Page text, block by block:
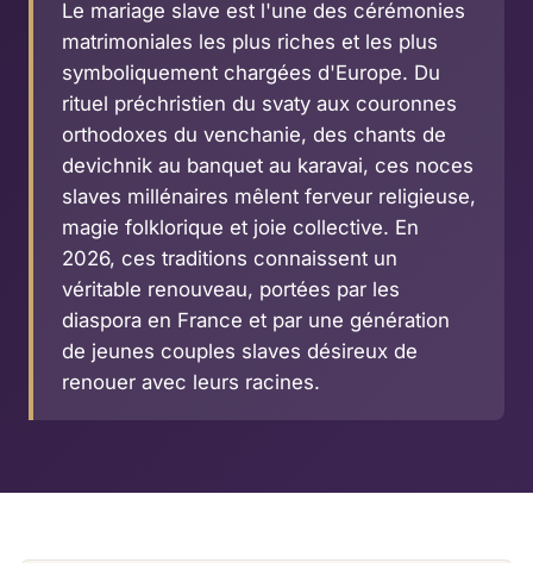
Le mariage slave est l'une des cérémonies
matrimoniales les plus riches et les plus
symboliquement chargées d'Europe. Du
rituel préchristien du svaty aux couronnes
orthodoxes du venchanie, des chants de
devichnik au banquet au karavai, ces noces
slaves millénaires mêlent ferveur religieuse,
magie folklorique et joie collective. En
2026, ces traditions connaissent un
véritable renouveau, portées par les
diaspora en France et par une génération
de jeunes couples slaves désireux de
renouer avec leurs racines.